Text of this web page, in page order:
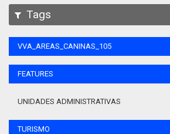
Tags
VVA_AREAS_CANINAS_105
FEATURES
UNIDADES ADMINISTRATIVAS
TURISMO